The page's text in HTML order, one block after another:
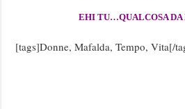
EHI TU…QUALCOSA DA
[tags]Donne, Mafalda, Tempo, Vita[/